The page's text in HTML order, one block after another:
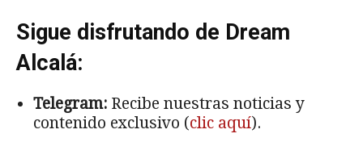
Sigue disfrutando de Dream
Alcalá:
Telegram: Recibe nuestras noticias y
contenido exclusivo (clic aquí).